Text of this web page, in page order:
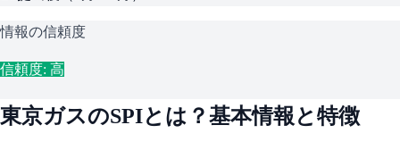
情報の信頼度
信頼度: 高
東京ガスのSPIとは？基本情報と特徴